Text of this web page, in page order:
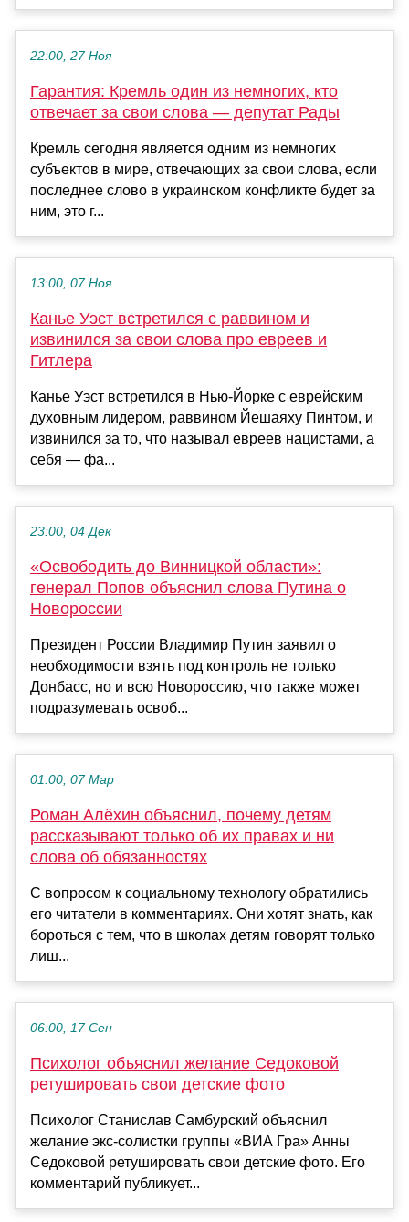
22:00, 27 Ноя
Гарантия: Кремль один из немногих, кто
отвечает за свои слова — депутат Рады
Кремль сегодня является одним из немногих
субъектов в мире, отвечающих за свои слова, если
последнее слово в украинском конфликте будет за
ним, это г...
13:00, 07 Ноя
Канье Уэст встретился с раввином и
извинился за свои слова про евреев и
Гитлера
Канье Уэст встретился в Нью-Йорке с еврейским
духовным лидером, раввином Йешаяху Пинтом, и
извинился за то, что называл евреев нацистами, а
себя — фа...
23:00, 04 Дек
«Освободить до Винницкой области»:
генерал Попов объяснил слова Путина о
Новороссии
Президент России Владимир Путин заявил о
необходимости взять под контроль не только
Донбасс, но и всю Новороссию, что также может
подразумевать освоб...
01:00, 07 Мар
Роман Алёхин объяснил, почему детям
рассказывают только об их правах и ни
слова об обязанностях
С вопросом к социальному технологу обратились
его читатели в комментариях. Они хотят знать, как
бороться с тем, что в школах детям говорят только
лиш...
06:00, 17 Сен
Психолог объяснил желание Седоковой
ретушировать свои детские фото
Психолог Станислав Самбурский объяснил
желание экс-солистки группы «ВИА Гра» Анны
Седоковой ретушировать свои детские фото. Его
комментарий публикует...